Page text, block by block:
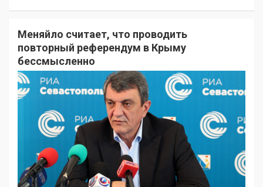
Меняйло считает, что проводить
повторный референдум в Крыму
бессмысленно